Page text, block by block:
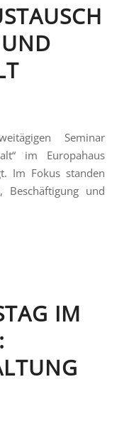
Seminar
im Europahaus
Im Fokus standen
Beschäftigung und
IM